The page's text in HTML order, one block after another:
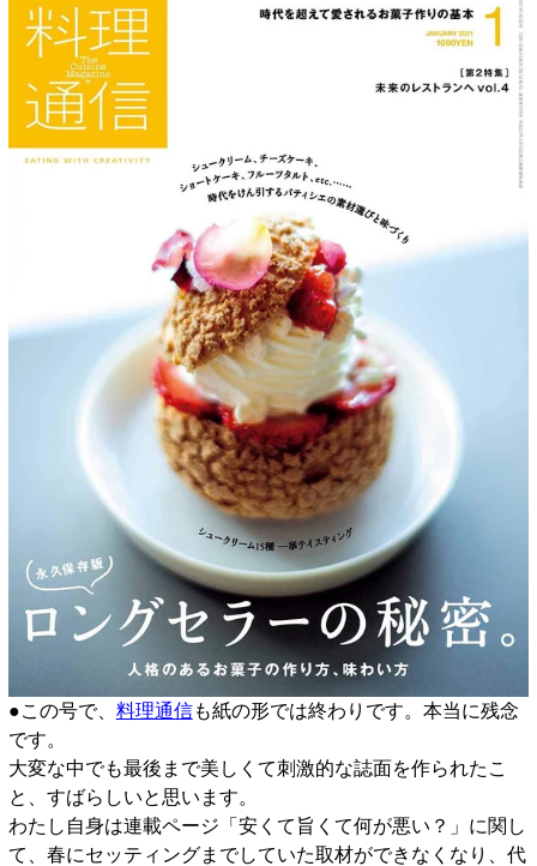
●この号で、 料理通信も紙の形では終わりです。本当に残念
です。
大変な中でも最後まで美しくて刺激的な誌面を作られたこ
と、すばらしいと思います。
わたし自身は連載ページ「安くて旨くて何が悪い？」に関し
て、春にセッティングまでしていた取材ができなくなり、代